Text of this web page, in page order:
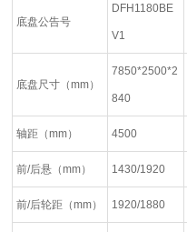
底盘公告号
DFH1180BE
V1
底盘尺寸（mm）
7850*2500*2
840
轴距（mm） 4500
前/后悬（mm） 1430/1920
前/后轮距（mm） 1920/1880